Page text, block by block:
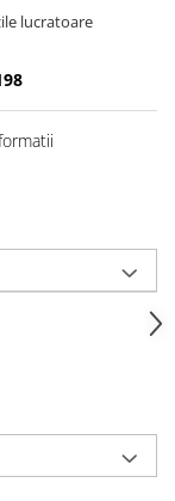
lucratoare